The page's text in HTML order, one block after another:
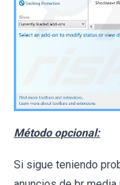
Método opcional:
Si sigue teniendo